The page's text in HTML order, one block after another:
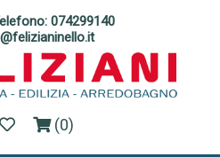
074299140
(0)